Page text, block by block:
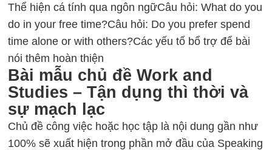
Thể hiện cá tính qua ngôn ngữCâu hỏi: What do you
do in your free time?Câu hỏi: Do you prefer spend
time alone or with others?Các yếu tố bổ trợ để bài
nói thêm hoàn thiện
Bài mẫu chủ đề Work and
Studies – Tận dụng thì thời và
sự mạch lạc
Chủ đề công việc hoặc học tập là nội dung gần như
100% sẽ xuất hiện trong phần mở đầu của Speaking